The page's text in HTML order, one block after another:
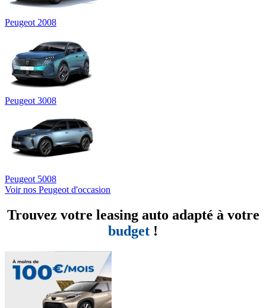
Peugeot 2008
Peugeot 3008
Peugeot 5008
Voir nos Peugeot d'occasion
Trouvez votre leasing auto adapté à votre
budget !